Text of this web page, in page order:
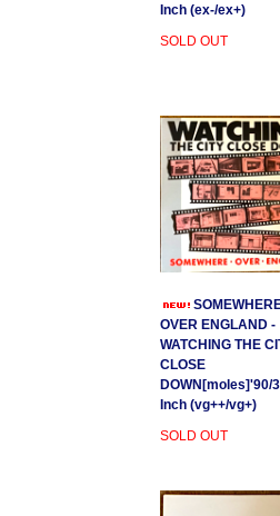
Inch (ex-/ex+)
SOLD OUT
OVER ENGLAND -
WATCHING THE
CLOSE
DOWN[moles]'90/
Inch (vg++/vg+)
SOLD OUT